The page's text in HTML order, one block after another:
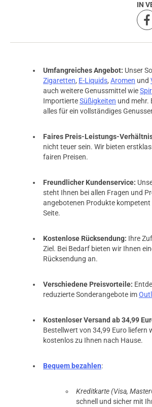
IN
Umfangreiches Angebot: Unser
Zigaretten, E-Liquids, Aromen und
auch weitere Genussmittel wie
ImportierteSüßigkeiten und mehr.
alles für ein vollständiges
Faires Preis-Leistungs-
nicht teuer sein. Wir bieten
fairen Preisen.
Freundlicher Kundenservice:
steht Ihnen bei allen Fragen und
angebotenen Produkte
Seite.
Kostenlose Rücksendung: Ihre
Ziel. Bei Bedarf bieten wir Ihnen
Rücksendung an.
Verschiedene Preisvorteile:
reduzierte Sonderangebote im
Kostenloser Versand ab 34,99
Bestellwert von 34,99 Euro liefern
kostenlos zu Ihnen nach Hause.
Bequem bezahlen:
Kreditkarte (Visa,
schnell und sicher mit